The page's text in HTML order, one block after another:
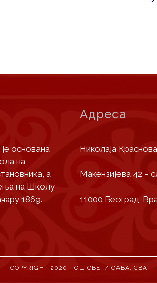
основана
на
а
на Школу
1869.
Адреса
Николаја
Макензијева 42 –
11000 Београд,
COPYRIGHT 2020 - ОШ СВЕТИ САВА. СВА